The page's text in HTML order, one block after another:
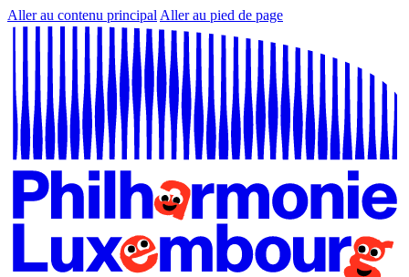
Aller au contenu principal Aller au pied de page